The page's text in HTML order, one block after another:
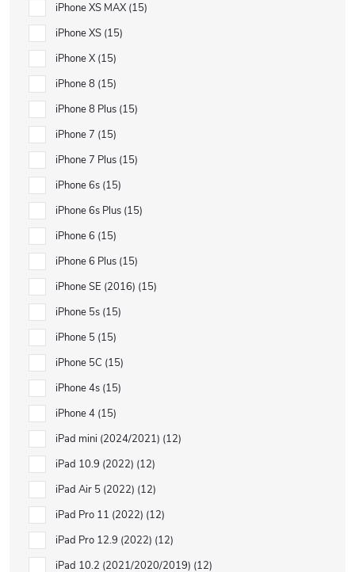
iPhone XS MAX 15
iPhone XS 15
iPhone X 15
iPhone 8 15
iPhone 8 Plus 15
iPhone 7 15
iPhone 7 Plus 15
iPhone 6s 15
iPhone 6s Plus 15
iPhone 6 15
iPhone 6 Plus 15
iPhone SE (2016) 15
iPhone 5s 15
iPhone 5 15
iPhone 5C 15
iPhone 4s 15
iPhone 4 15
iPad mini (2024/2021) 12
iPad 10.9 (2022) 12
iPad Air 5 (2022) 12
iPad Pro 11 (2022) 12
iPad Pro 12.9 (2022) 12
iPad 10.2 (2021/2020/2019) 12